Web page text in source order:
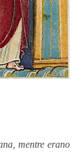
mentre erano